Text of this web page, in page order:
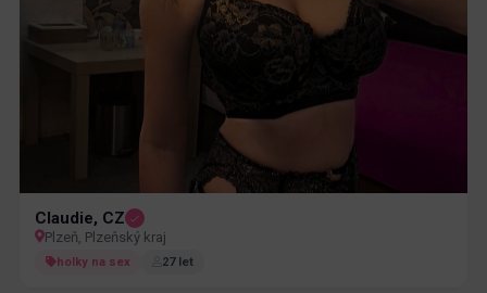
Claudie, CZ
Plzeň, Plzeňský kraj
holky na sex 27 let